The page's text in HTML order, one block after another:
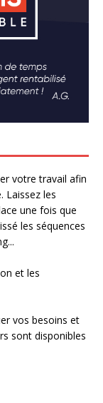
votre travail afin
Laissez les
une fois que
les séquences
et les
vos besoins et
sont disponibles